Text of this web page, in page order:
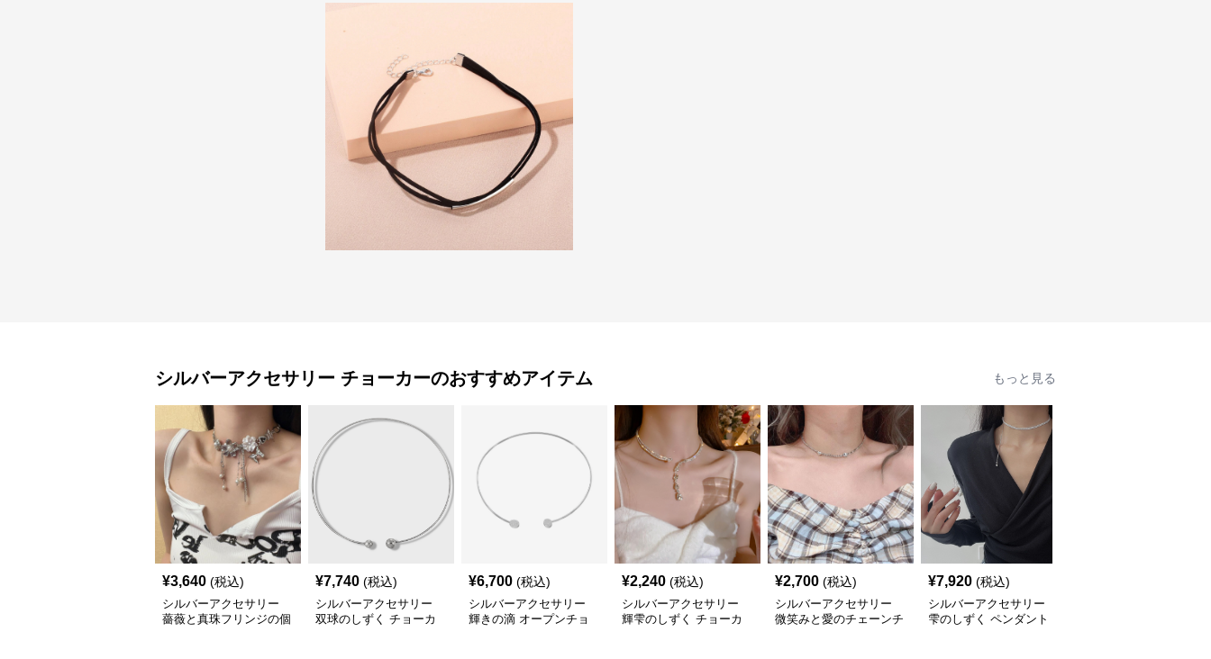
シルバーアクセサリー チョーカーのおすすめアイテム もっと見る
¥3,640 (税込)
シルバーアクセサリー
薔薇と真珠フリンジの個
¥7,740 (税込)
シルバーアクセサリー
双球のしずく チョーカ
¥6,700 (税込)
シルバーアクセサリー
輝きの滴 オープンチョ
¥2,240 (税込)
シルバーアクセサリー
輝雫のしずく チョーカ
¥2,700 (税込)
シルバーアクセサリー
微笑みと愛のチェーンチ
¥7,920 (税込)
シルバーアクセサリー
雫のしずく ペンダント